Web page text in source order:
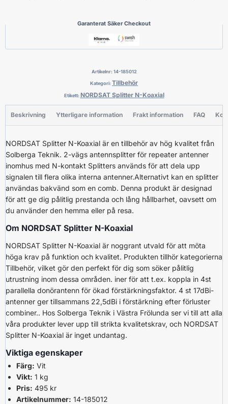
Garanterat Säker Checkout
Artikelnr: 14-185012
Kategori: Tillbehör
Etikett: NORDSAT Splitter N-Koaxial
Beskrivning Ytterligare information Frakt information FAQ
NORDSAT Splitter N-Koaxial är en tillbehör av hög kvalitet från
Solberga Teknik. 2-vägs antennsplitter för repeater antenner
inomhus med N-kontakt Splitters används för att dela upp
signalen till flera olika interna antenner.Alternativt kan en splitter
användas bakvänd som en comb. Denna produkt är designad
för att ge dig pålitlig prestanda och lång hållbarhet, oavsett om
du använder den hemma eller på resa.
Om NORDSAT Splitter N-Koaxial
NORDSAT Splitter N-Koaxial är noggrant utvald för att möta
höga krav på funktion och kvalitet. Produkten tillhör kategorierna
Tillbehör, vilket gör den perfekt för dig som söker pålitlig
utrustning inom dessa områden. iner för att t.ex. koppla in 4st
parallella donörantenn för ökad förstärkningsfaktor. 4 st 17dBi-
antenner ger tillsammans 22,5dBi i förstärkning efter förluster
combiner.. Hos Solberga Teknik i Västra Frölunda ser vi till att alla
våra produkter lever upp till strikta kvalitetskrav, och NORDSAT
Splitter N-Koaxial är inget undantag.
Viktiga egenskaper
Färg: Vit
Vikt: 1 kg
Pris: 495 kr
Artikelnummer: 14-185012